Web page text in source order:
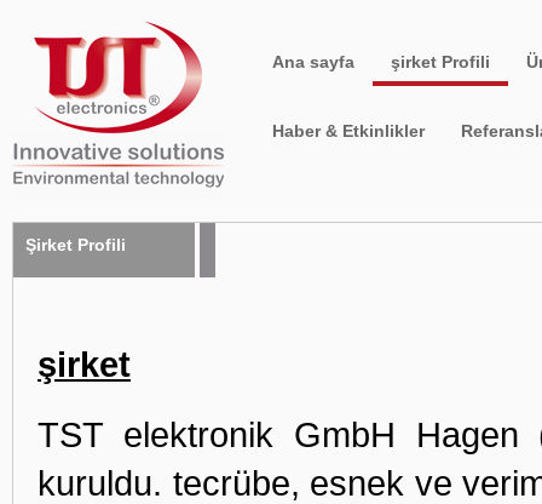
Ana sayfa şirket Profili
Haber & Etkinlikler
Şirket Profili
şirket
TST elektronik GmbH Hagen
kuruldu. tecrübe, esnek ve